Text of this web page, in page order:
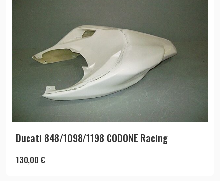
Ducati 848/1098/1198 CODONE Racing
130,00 €